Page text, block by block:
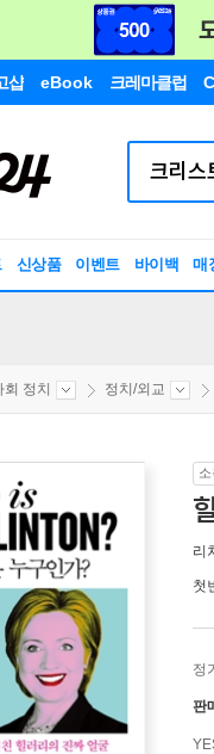
샵 eBook 크레마클럽
신상품 이벤트 바이백 매
회 정치 정치/외교
리
첫
정
판